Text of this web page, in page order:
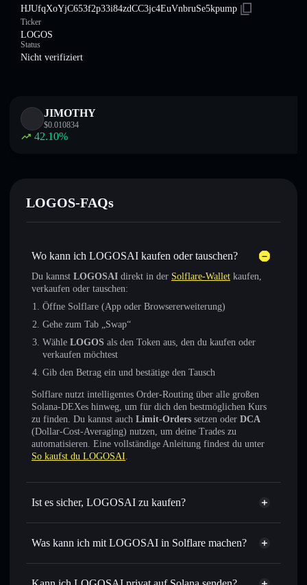
HJUfqXoYjC653f2p33i84zdCC3jc4EuVnbruSe5kpump
Ticker
LOGOS
Status
Nicht verifiziert
JIMOTHY
$0.010834
42.10%
LOGOS-FAQs
Wo kann ich LOGOSAI kaufen oder tauschen?
Du kannst LOGOSAI direkt in der Solflare-Wallet kaufen,
verkaufen oder tauschen:
Öffne Solflare (App oder Browsererweiterung)
Gehe zum Tab „Swap“
Wähle LOGOS als den Token aus, den du kaufen oder
verkaufen möchtest
Gib den Betrag ein und bestätige den Tausch
Solflare nutzt intelligentes Order-Routing über alle großen
Solana-DEXes hinweg, um für dich den bestmöglichen Kurs
zu finden. Du kannst auch Limit-Orders setzen oder DCA
(Dollar-Cost-Averaging) nutzen, um deine Trades zu
automatisieren. Eine vollständige Anleitung findest du unter
So kaufst du LOGOSAI.
Ist es sicher, LOGOSAI zu kaufen?
LOGOSAI nicht verifiziert
Was kann ich mit LOGOSAI in Solflare machen?
LOGOSAI
Solflare-Wallet
Sofort tauschen– handle LOGOS gegen SOL, USDC oder